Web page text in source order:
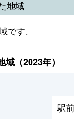
地域
です。
（2023年）
駅前